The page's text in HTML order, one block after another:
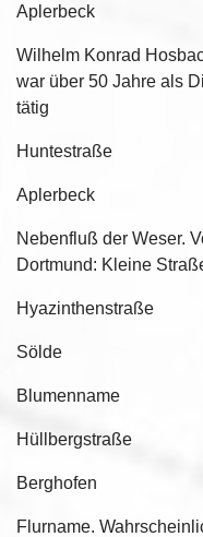
Aplerbeck
Wilhelm Konrad
war über 50 Jahre als
tätig
Huntestraße
Aplerbeck
Nebenfluß der Weser.
Dortmund: Kleine
Hyazinthenstraße
Sölde
Blumenname
Hüllbergstraße
Berghofen
Flurname.